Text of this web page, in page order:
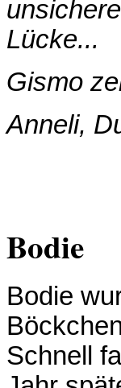
Lücke...
Gismo
Anneli,
Bodie
Bodie
Schnell